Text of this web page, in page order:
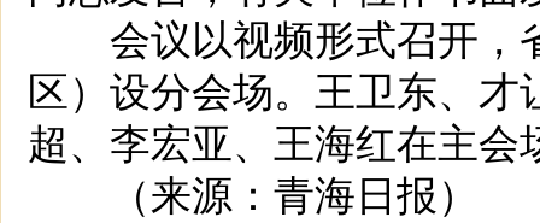
会议以视频形式召开，
区）设分会场。王卫东、
超、李宏亚、王海红在主会
（来源：青海日报）